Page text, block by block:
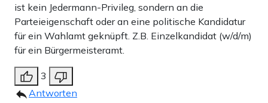
ist kein Jedermann-Privileg, sondern an die
Parteieigenschaft oder an eine politische Kandidatur
für ein Wahlamt geknüpft. Z.B. Einzelkandidat (w/d/m)
für ein Bürgermeisteramt.
3
Antworten